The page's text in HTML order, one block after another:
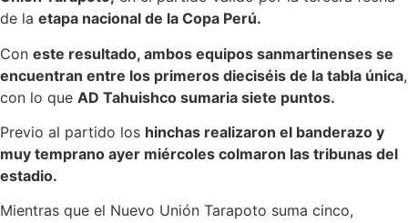
de la etapa nacional de la Copa Perú.
Con este resultado, ambos equipos sanmartinenses se
encuentran entre los primeros dieciséis de la tabla única,
con lo que AD Tahuishco sumaria siete puntos.
Previo al partido los hinchas realizaron el banderazo y
muy temprano ayer miércoles colmaron las tribunas del
estadio.
Mientras que el Nuevo Unión Tarapoto suma cinco,